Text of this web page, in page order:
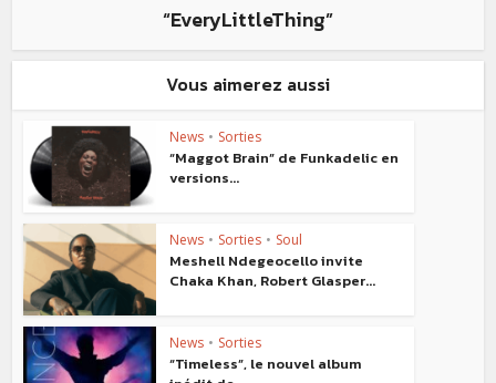
“EveryLittleThing”
Vous aimerez aussi
News • Sorties
“Maggot Brain” de Funkadelic en
versions...
News • Sorties • Soul
Meshell Ndegeocello invite
Chaka Khan, Robert Glasper...
News • Sorties
“Timeless”, le nouvel album